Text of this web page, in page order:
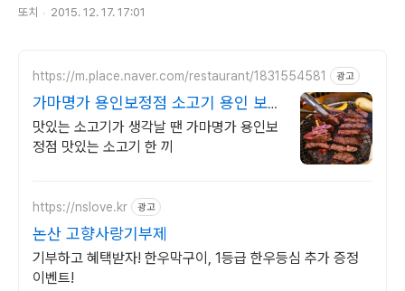
또치 2015. 12. 17. 17:01
https://m.place.naver.com/restaurant/1831554581 광고
가마명가 용인보정점 소고기 용인 보정
동 맛집
맛있는 소고기가 생각날 땐 가마명가 용인보
정점 맛있는 소고기 한 끼
https://nslove.kr 광고
논산 고향사랑기부제
기부하고 혜택받자! 한우막구이, 1등급 한우등심 추가 증정
이벤트!